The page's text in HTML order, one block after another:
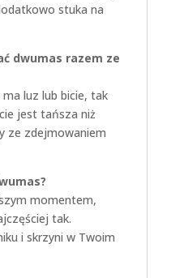
stuka na
dwumas razem ze
ma luz lub bicie, tak
jest tańsza niż
ze zdejmowaniem
momentem,
tak.
i skrzyni w Twoim